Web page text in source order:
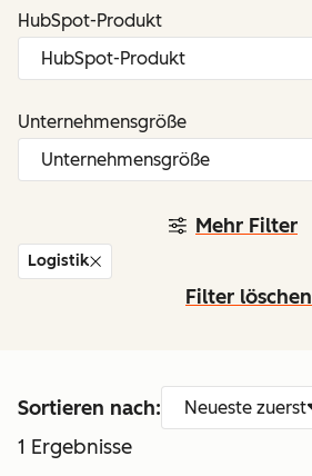
Mehr Filter
HubSpot-Produkt
Unternehmensgröße
Logistik
Filter löschen
Sortieren nach:
1 Ergebnisse